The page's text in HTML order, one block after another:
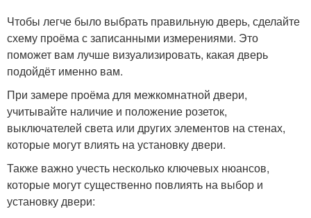
Чтобы легче было выбрать правильную дверь, сделайте
схему проёма с записанными измерениями. Это
поможет вам лучше визуализировать, какая дверь
подойдёт именно вам.
При замере проёма для межкомнатной двери,
учитывайте наличие и положение розеток,
выключателей света или других элементов на стенах,
которые могут влиять на установку двери.
Также важно учесть несколько ключевых нюансов,
которые могут существенно повлиять на выбор и
установку двери: